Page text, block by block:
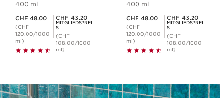
normale bis trockene
Haut
400 ml
CHF 48.00
(CHF
120.00/1000
ml)
Mitgliederpreis CHF 43.20
CHF 43.20
MITGLIEDSPREI
S
(CHF
108.00/1000
ml)
sensible Haut
400 ml
CHF 48.00
(CHF
120.00/1000
ml)
Mitgliederpreis CHF 43.20
CHF 43.20
MITGLIEDSPREI
S
(CHF
108.00/1000
ml)